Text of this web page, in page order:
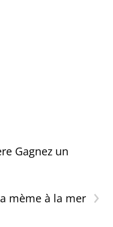
Gagnez un
›
mème à la mer